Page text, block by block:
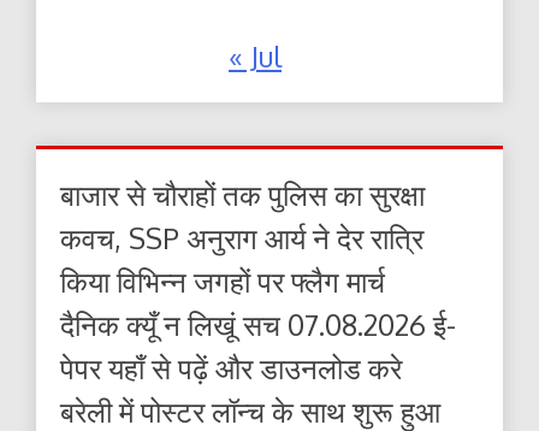
« Jul
बाजार से चौराहों तक पुलिस का सुरक्षा
कवच, SSP अनुराग आर्य ने देर रात्रि
किया विभिन्न जगहों पर फ्लैग मार्च
दैनिक क्यूँ न लिखूं सच 07.08.2026 ई-
पेपर यहाँ से पढ़ें और डाउनलोड करे
बरेली में पोस्टर लॉन्च के साथ शुरू हुआ